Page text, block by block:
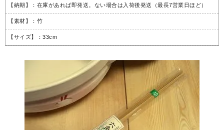
【納期】：在庫があれば即発送。ない場合は入荷後発送（最長7営業日ほど）
【素材】：竹
【サイズ】：33cm